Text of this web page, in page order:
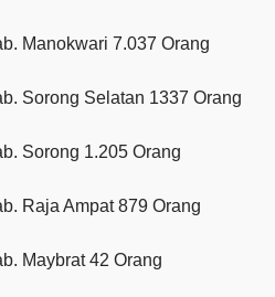
Manokwari 7.037 Orang
Sorong Selatan 1337 Orang
Sorong 1.205 Orang
Raja Ampat 879 Orang
Maybrat 42 Orang